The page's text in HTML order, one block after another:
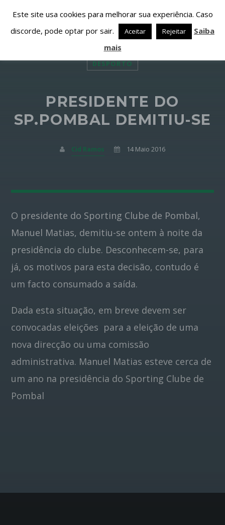
PESQUISAR NESTE WEBSITE:
PARTILHAR ESTA PÁGINA EM:
Twitter
Google+
Pinterest
DESPORTO
PRESIDENTE DO
SP.POMBAL DEMITIU-SE
Cid Ramos 14 Maio 2016
O presidente do Sporting Clube de Pombal,
Manuel Matias, demitiu-se ontem à noite da
presidência do clube. Desconhecem-se, para
já, os motivos para esta decisão, contudo é
um facto consumado a saída.
Dada esta situação, em breve devem ser
convocadas eleições para a eleição de uma
nova direcção ou uma comissão
administrativa. Manuel Matias esteve cerca de
um ano na presidência do Sporting Clube de
Pombal
Este site usa cookies para melhorar sua experiência. Caso
discorde, pode optar por sair.
Aceitar Rejeitar
Saiba
mais